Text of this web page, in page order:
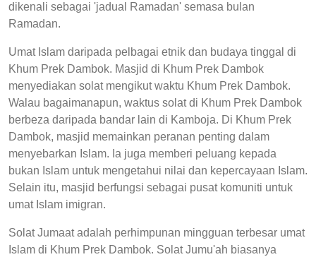
dikenali sebagai 'jadual Ramadan' semasa bulan
Ramadan.
Umat Islam daripada pelbagai etnik dan budaya tinggal di
Khum Prek Dambok. Masjid di Khum Prek Dambok
menyediakan solat mengikut waktu Khum Prek Dambok.
Walau bagaimanapun, waktus solat di Khum Prek Dambok
berbeza daripada bandar lain di Kamboja. Di Khum Prek
Dambok, masjid memainkan peranan penting dalam
menyebarkan Islam. Ia juga memberi peluang kepada
bukan Islam untuk mengetahui nilai dan kepercayaan Islam.
Selain itu, masjid berfungsi sebagai pusat komuniti untuk
umat Islam imigran.
Solat Jumaat adalah perhimpunan mingguan terbesar umat
Islam di Khum Prek Dambok. Solat Jumu'ah biasanya